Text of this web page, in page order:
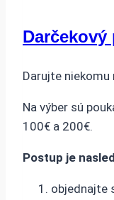
Darčekový
Darujte
Na výber sú
100€ a 200€.
Postup je
objednajte